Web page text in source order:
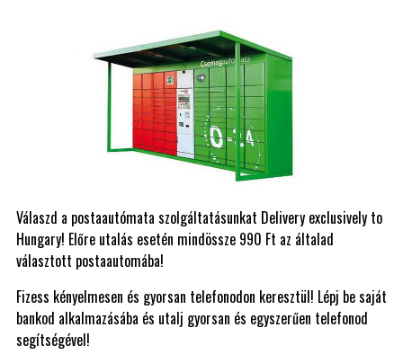
Válaszd a postaautómata szolgáltatásunkat Delivery exclusively to
Hungary! Előre utalás esetén mindössze 990 Ft az általad
választott postaautomába!
Fizess kényelmesen és gyorsan telefonodon keresztül! Lépj be saját
bankod alkalmazásába és utalj gyorsan és egyszerűen telefonod
segítségével!